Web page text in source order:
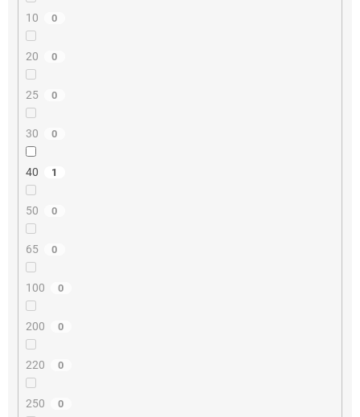
10 0
20 0
25 0
30 0
40 1
50 0
65 0
100 0
200 0
220 0
250 0